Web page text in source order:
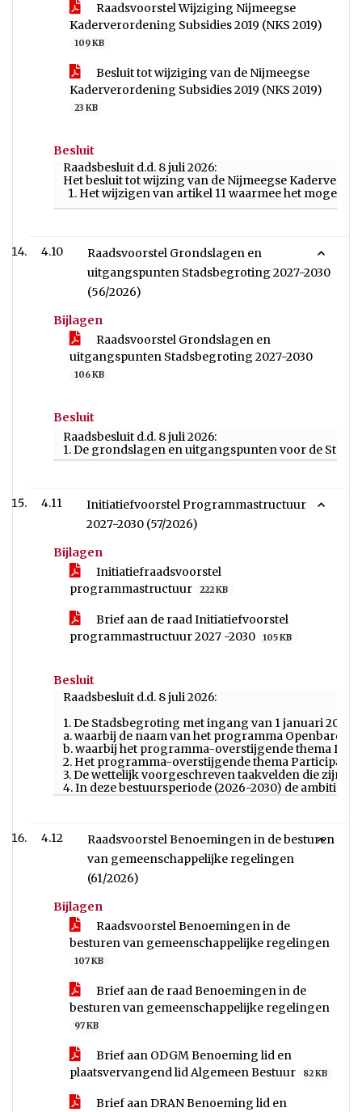
Raadsvoorstel Wijziging Nijmeegse
Kaderverordening Subsidies 2019 (NKS 2019)
109 KB
Besluit tot wijziging van de Nijmeegse
Kaderverordening Subsidies 2019 (NKS 2019)
23 KB
Besluit
Raadsbesluit d.d. 8 juli 2026:
Het besluit tot wijzing van de Nijmeegse
Het wijzigen van artikel 11 waarmee het
4.10
Raadsvoorstel Grondslagen en
uitgangspunten Stadsbegroting 2027-2030
(56/2026)
Bijlagen
Raadsvoorstel Grondslagen en
uitgangspunten Stadsbegroting 2027-2030
106 KB
Besluit
Raadsbesluit d.d. 8 juli 2026:
1. De grondslagen en uitgangspunten voor de
4.11
Initiatiefvoorstel Programmastructuur
2027-2030 (57/2026)
Bijlagen
Initiatiefraadsvoorstel
programmastructuur
222 KB
Brief aan de raad Initiatiefvoorstel
programmastructuur 2027 -2030
105 KB
Besluit
Raadsbesluit d.d. 8 juli 2026:
1. De Stadsbegroting met ingang van 1 januari 2027
a. waarbij de naam van het programma Openbare
b. waarbij het programma-overstijgende thema
2. Het programma-overstijgende thema Participatie
3. De wettelijk voorgeschreven taakvelden die zijn
4. In deze bestuursperiode (2026-2030) de ambities
4.12
Raadsvoorstel Benoemingen in de besturen
van gemeenschappelijke regelingen
(61/2026)
Bijlagen
Raadsvoorstel Benoemingen in de
besturen van gemeenschappelijke regelingen
107 KB
Brief aan de raad Benoemingen in de
besturen van gemeenschappelijke regelingen
97 KB
Brief aan ODGM Benoeming lid en
plaatsvervangend lid Algemeen Bestuur
82 KB
Brief aan DRAN Benoeming lid en